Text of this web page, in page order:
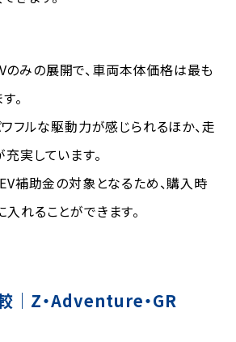
みの展開で、車両本体価格は最も
。
フルな駆動力が感じられるほか、走
実しています。
補助金の対象となるため、購入時
れることができます。
｜Z・Adventure・GR